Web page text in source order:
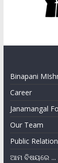
Binapani
Career
Janamangal
Our Team
Public Relation
ଆମ ବିଷୟରେ ...